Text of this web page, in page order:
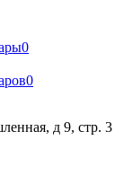
0
0
д 9, стр. 3